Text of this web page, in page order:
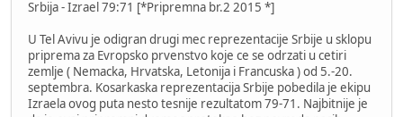
Srbija - Izrael 79:71 [*Pripremna br.2 2015 *]
U Tel Avivu je odigran drugi mec reprezentacije Srbije u sklopu
priprema za Evropsko prvenstvo koje ce se odrzati u cetiri
zemlje ( Nemacka, Hrvatska, Letonija i Francuska ) od 5.-20.
septembra. Kosarkaska reprezentacija Srbije pobedila je ekipu
Izraela ovog puta nesto tesnije rezultatom 79-71. Najbitnije je